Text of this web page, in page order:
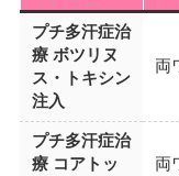
プチ多汗症治
療 ボツリヌ
ス・トキシン
注入
両
プチ多汗症治
療 コアトッ
両